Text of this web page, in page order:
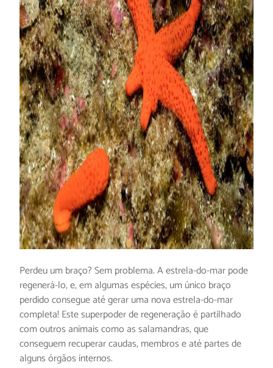
Perdeu um braço? Sem problema. A estrela-do-mar pode
regenerá-lo, e, em algumas espécies, um único braço
perdido consegue até gerar uma nova estrela-do-mar
completa! Este superpoder de regeneração é partilhado
com outros animais como as salamandras, que
conseguem recuperar caudas, membros e até partes de
alguns órgãos internos.